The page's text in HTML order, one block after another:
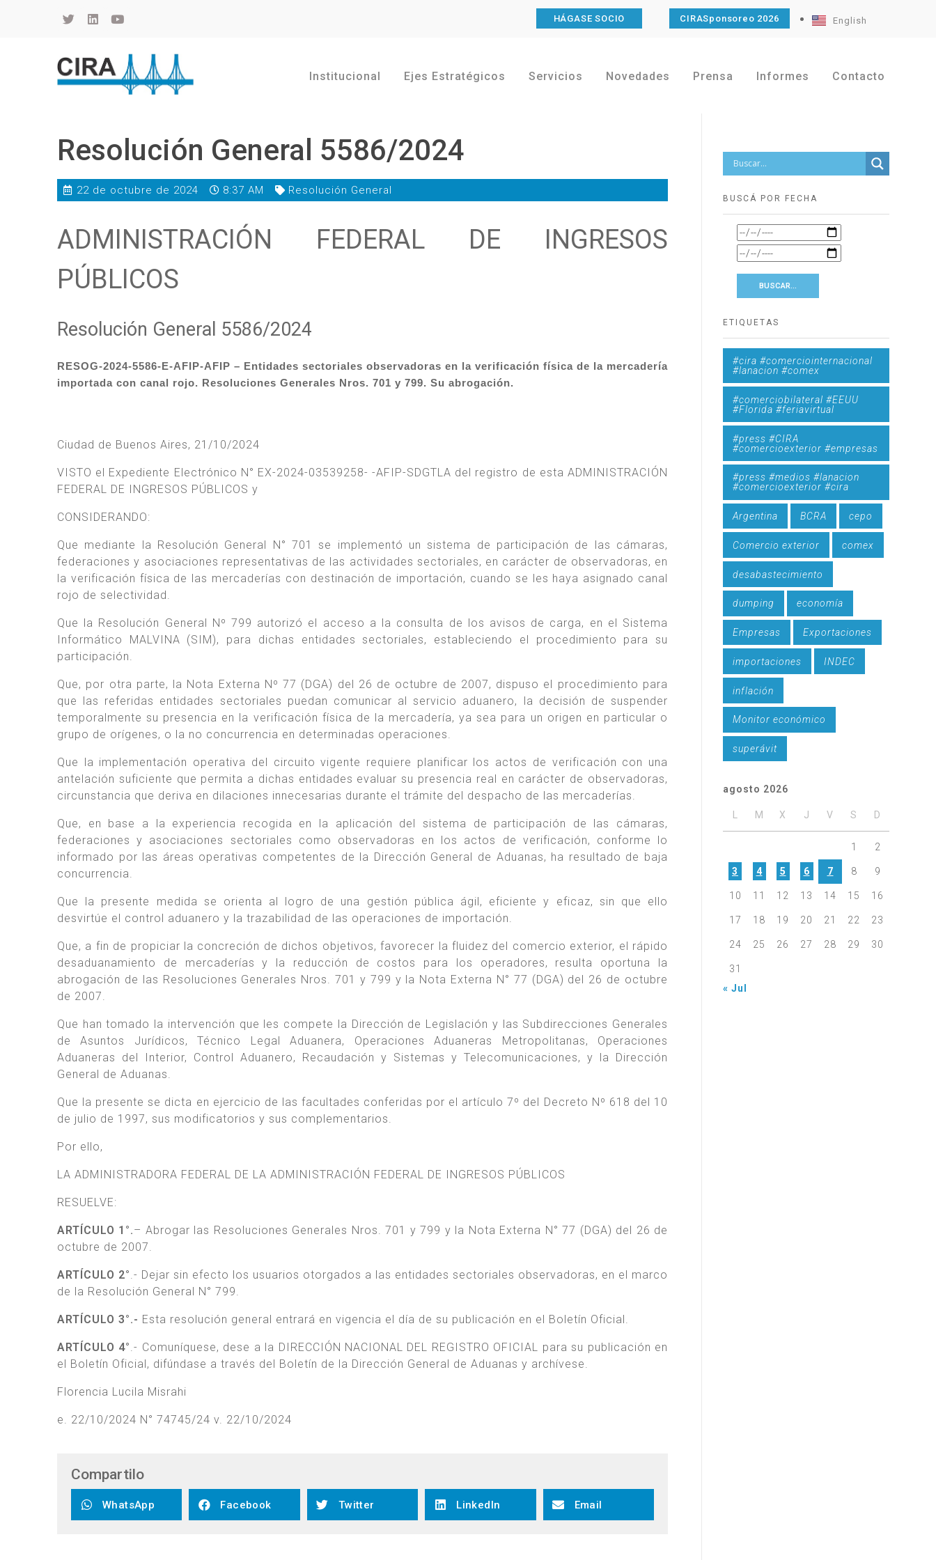
HÁGASE SOCIO CIRASponsoreo 2026 English
Institucional Ejes Estratégicos Servicios Novedades Prensa Informes Contacto
Resolución General 5586/2024
22 de octubre de 2024 8:37 AM Resolución General
ADMINISTRACIÓN FEDERAL DE INGRESOS
PÚBLICOS
Resolución General 5586/2024
RESOG-2024-5586-E-AFIP-AFIP – Entidades sectoriales observadoras en la verificación física de la mercadería
importada con canal rojo. Resoluciones Generales Nros. 701 y 799. Su abrogación.
Ciudad de Buenos Aires, 21/10/2024
VISTO el Expediente Electrónico N° EX-2024-03539258- -AFIP-SDGTLA del registro de esta ADMINISTRACIÓN
FEDERAL DE INGRESOS PÚBLICOS y
CONSIDERANDO:
Que mediante la Resolución General N° 701 se implementó un sistema de participación de las cámaras,
federaciones y asociaciones representativas de las actividades sectoriales, en carácter de observadoras, en
la verificación física de las mercaderías con destinación de importación, cuando se les haya asignado canal
rojo de selectividad.
Que la Resolución General Nº 799 autorizó el acceso a la consulta de los avisos de carga, en el Sistema
Informático MALVINA (SIM), para dichas entidades sectoriales, estableciendo el procedimiento para su
participación.
Que, por otra parte, la Nota Externa Nº 77 (DGA) del 26 de octubre de 2007, dispuso el procedimiento para
que las referidas entidades sectoriales puedan comunicar al servicio aduanero, la decisión de suspender
temporalmente su presencia en la verificación física de la mercadería, ya sea para un origen en particular o
grupo de orígenes, o la no concurrencia en determinadas operaciones.
Que la implementación operativa del circuito vigente requiere planificar los actos de verificación con una
antelación suficiente que permita a dichas entidades evaluar su presencia real en carácter de observadoras,
circunstancia que deriva en dilaciones innecesarias durante el trámite del despacho de las mercaderías.
Que, en base a la experiencia recogida en la aplicación del sistema de participación de las cámaras,
federaciones y asociaciones sectoriales como observadoras en los actos de verificación, conforme lo
informado por las áreas operativas competentes de la Dirección General de Aduanas, ha resultado de baja
concurrencia.
Que la presente medida se orienta al logro de una gestión pública ágil, eficiente y eficaz, sin que ello
desvirtúe el control aduanero y la trazabilidad de las operaciones de importación.
Que, a fin de propiciar la concreción de dichos objetivos, favorecer la fluidez del comercio exterior, el rápido
desaduanamiento de mercaderías y la reducción de costos para los operadores, resulta oportuna la
abrogación de las Resoluciones Generales Nros. 701 y 799 y la Nota Externa N° 77 (DGA) del 26 de octubre
de 2007.
Que han tomado la intervención que les compete la Dirección de Legislación y las Subdirecciones Generales
de Asuntos Jurídicos, Técnico Legal Aduanera, Operaciones Aduaneras Metropolitanas, Operaciones
Aduaneras del Interior, Control Aduanero, Recaudación y Sistemas y Telecomunicaciones, y la Dirección
General de Aduanas.
Que la presente se dicta en ejercicio de las facultades conferidas por el artículo 7º del Decreto Nº 618 del 10
de julio de 1997, sus modificatorios y sus complementarios.
Por ello,
LA ADMINISTRADORA FEDERAL DE LA ADMINISTRACIÓN FEDERAL DE INGRESOS PÚBLICOS
RESUELVE:
ARTÍCULO 1°.– Abrogar las Resoluciones Generales Nros. 701 y 799 y la Nota Externa N° 77 (DGA) del 26 de
octubre de 2007.
ARTÍCULO 2°.- Dejar sin efecto los usuarios otorgados a las entidades sectoriales observadoras, en el marco
de la Resolución General N° 799.
ARTÍCULO 3°.- Esta resolución general entrará en vigencia el día de su publicación en el Boletín Oficial.
ARTÍCULO 4°.- Comuníquese, dese a la DIRECCIÓN NACIONAL DEL REGISTRO OFICIAL para su publicación en
el Boletín Oficial, difúndase a través del Boletín de la Dirección General de Aduanas y archívese.
Florencia Lucila Misrahi
e. 22/10/2024 N° 74745/24 v. 22/10/2024
Compartilo
WhatsApp Facebook Twitter LinkedIn Email
BUSCÁ POR FECHA
ETIQUETAS
#cira #comerciointernacional
#lanacion #comex
#comerciobilateral #EEUU
#Florida #feriavirtual
#press #CIRA
#comercioexterior #empresas
#press #medios #lanacion
#comercioexterior #cira
Argentina BCRA cepo
Comercio exterior comex
desabastecimiento
dumping economía
Empresas Exportaciones
importaciones INDEC
inflación
Monitor económico
superávit
agosto 2026
M X J V S D
1 2
3 4 5 6 7 8 9
10 11 12 13 14 15 16
17 18 19 20 21 22 23
24 25 26 27 28 29 30
31
« Jul